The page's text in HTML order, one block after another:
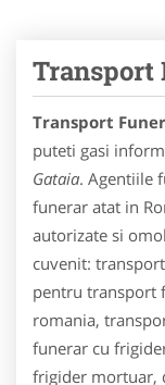
Transport
Transport
puteti gasi
Gataia. Agentiile
funerar atat in
autorizate si
cuvenit:
pentru transport
romania,
funerar cu
frigider mortuar,